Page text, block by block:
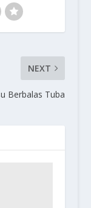
NEXT
Berbalas Tuba